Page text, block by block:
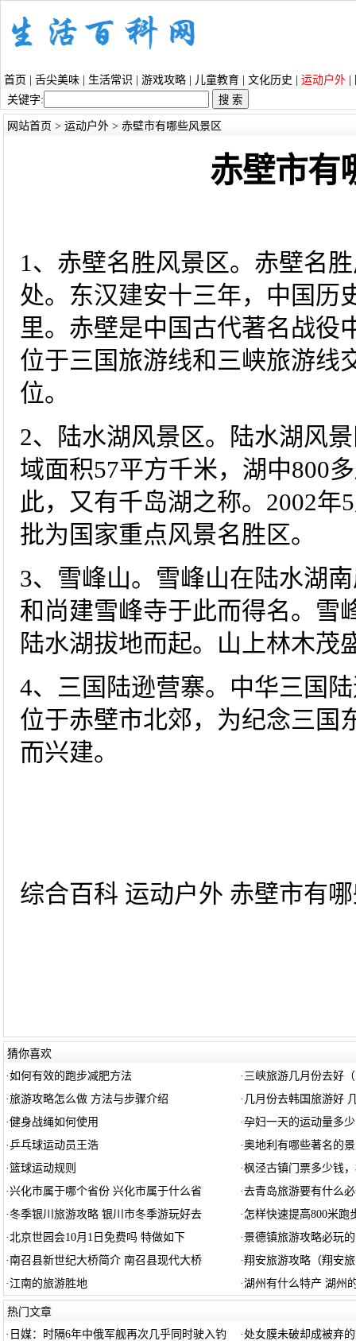
首页 舌尖美味 生活常识 游戏攻略 儿童教育 文化历史 运动户外
关键字:
网站首页 > 运动户外> 赤壁市有哪些风景区
赤壁市有
1、赤壁名胜风景区。赤壁名
处。东汉建安十三年，中国历
里。赤壁是中国古代著名战役
位于三国旅游线和三峡旅游线
位。
2、陆水湖风景区。陆水湖风
域面积57平方千米，湖中800
此，又有千岛湖之称。2002
批为国家重点风景名胜区。
3、雪峰山。雪峰山在陆水湖
和尚建雪峰寺于此而得名。雪
陆水湖拔地而起。山上林木茂
4、三国陆逊营寨。中华三国
位于赤壁市北郊，为纪念三国
而兴建。
综合百科 运动户外 赤壁市有
猜你喜欢
·如何有效的跑步减肥方法 · 三峡旅游几月份去好
·旅游攻略怎么做 方法与步骤介绍 · 几月份去韩国旅游好
·健身战绳如何使用 ·孕妇一天的运动量多少
·乒乓球运动员王浩 ·奥地利有哪些著名的
·篮球运动规则 ·枫泾古镇门票多少钱
·兴化市属于哪个省份 兴化市属于什么省 ·去青岛旅游要有什么
·冬季银川旅游攻略 银川市冬季游玩好去 · 怎样快速提高800米跑
·北京世园会10月1日免费吗 特做如下 ·景德镇旅游攻略必玩
·南召县新世纪大桥简介 南召县现代大桥 ·翔安旅游攻略（翔安
·江南的旅游胜地 ·湖州有什么特产 湖州
热门文章
· 日媒：时隔6年中俄军舰再次几乎同时驶入钓 · 处女膜未破却成被弃